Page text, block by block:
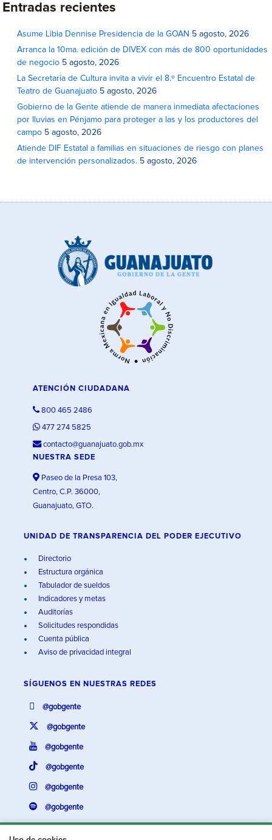
Entradas recientes
Asume Libia Dennise Presidencia de la GOAN 5 agosto, 2026
Arranca la 10ma. edición de DIVEX con más de 800 oportunidades
de negocio 5 agosto, 2026
La Secretaría de Cultura invita a vivir el 8.º Encuentro Estatal de
Teatro de Guanajuato 5 agosto, 2026
Gobierno de la Gente atiende de manera inmediata afectaciones
por lluvias en Pénjamo para proteger a las y los productores del
campo 5 agosto, 2026
Atiende DIF Estatal a familias en situaciones de riesgo con planes
de intervención personalizados. 5 agosto, 2026
ATENCIÓN CIUDADANA
800 465 2486
477 274 5825
contacto@guanajuato.gob.mx
NUESTRA SEDE
Paseo de la Presa 103,
Centro, C.P. 36000,
Guanajuato, GTO.
UNIDAD DE TRANSPARENCIA DEL PODER EJECUTIVO
Directorio
Estructura orgánica
Tabulador de sueldos
Indicadores y metas
Auditorías
Solicitudes respondidas
Cuenta pública
Aviso de privacidad integral
SÍGUENOS EN NUESTRAS REDES
@gobgente
@gobgente
@gobgente
@gobgente
@gobgente
@gobgente